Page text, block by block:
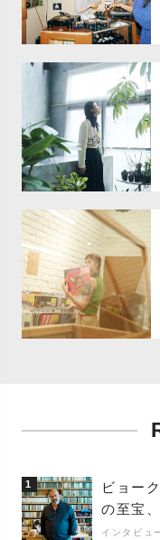
1
ビョー
の至宝
巨匠”が
インタビュ